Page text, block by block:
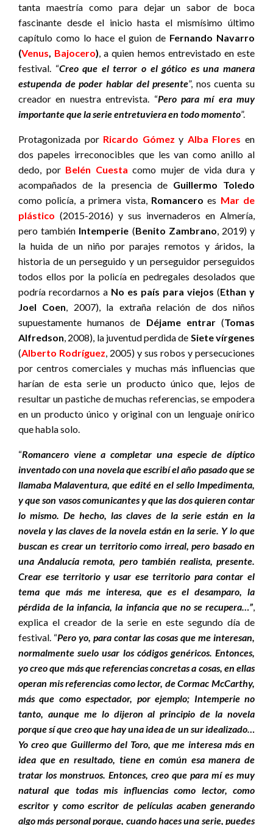
tanta maestría como para dejar un sabor de boca
fascinante desde el inicio hasta el mismísimo último
capítulo como lo hace el guion de Fernando Navarro
(Venus Bajocero) , a quien hemos entrevistado en este
festival. “Creo que el terror o el gótico es una manera
estupenda de poder hablar del presente”, nos cuenta su
creador en nuestra entrevista. “Pero para mí era muy
importante que la serie entretuviera en todo momento”.
Protagonizada por Ricardo Gómez y Alba Flores en
dos papeles irreconocibles que les van como anillo al
dedo, por Belén Cuesta como mujer de vida dura y
acompañados de la presencia de Guillermo Toledo
como policía, a primera vista, Romancero es Mar de
plástico (2015-2016) y sus invernaderos en Almería,
pero también Intemperie (Benito Zambrano , 2019) y
la huida de un niño por parajes remotos y áridos, la
historia de un perseguido y un perseguidor perseguidos
todos ellos por la policía en pedregales desolados que
podría recordarnos a No es país para viejos (Ethan y
Joel Coen , 2007), la extraña relación de dos niños
supuestamente humanos de Déjame entrar(Tomas
Alfredson , 2008), la juventud perdida de Siete vírgenes
(Alberto Rodríguez , 2005) y sus robos y persecuciones
por centros comerciales y muchas más influencias que
harían de esta serie un producto único que, lejos de
resultar un pastiche de muchas referencias, se empodera
en un producto único y original con un lenguaje onírico
que habla solo.
“Romancero viene a completar una especie de díptico
inventado con una novela que escribí el año pasado que se
llamaba Malaventura, que edité en el sello Impedimenta,
y que son vasos comunicantes y que las dos quieren contar
lo mismo. De hecho, las claves de la serie están en la
novela y las claves de la novela están en la serie. Y lo que
buscan es crear un territorio como irreal, pero basado en
una Andalucía remota, pero también realista, presente.
Crear ese territorio y usar ese territorio para contar el
tema que más me interesa, que es el desamparo, la
pérdida de la infancia, la infancia que no se recupera…”
explica el creador de la serie en este segundo día de
festival. “Pero yo, para contar las cosas que me interesan,
normalmente suelo usar los códigos genéricos. Entonces,
yo creo que más que referencias concretas a cosas, en ellas
operan mis referencias como lector, de Cormac McCarthy,
más que como espectador, por ejemplo; Intemperie no
tanto, aunque me lo dijeron al principio de la novela
porque sí que creo que hay una idea de un sur idealizado…
Yo creo que Guillermo del Toro, que me interesa más en
idea que en resultado, tiene en común esa manera de
tratar los monstruos. Entonces, creo que para mí es muy
natural que todas mis influencias como lector, como
escritor y como escritor de películas acaben generando
algo más personal porque, cuando haces una serie, puedes